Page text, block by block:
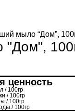
мыло “Дом”,
"Дом",
ценность
/ 100гр
/ 100гр
/ 100гр
/ 100гр